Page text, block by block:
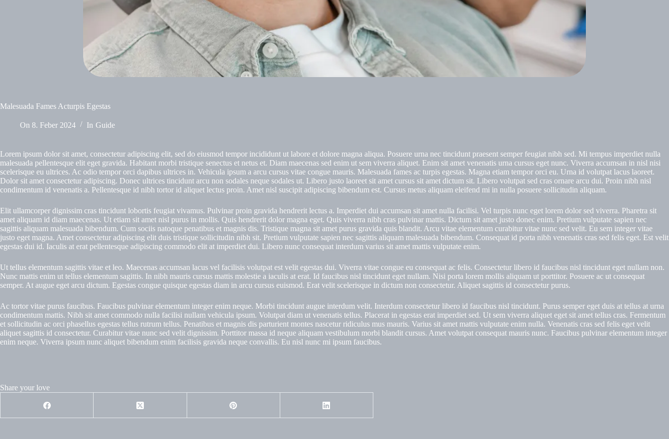
Malesuada Fames Acturpis Egestas
On 8. Feber 2024 In Guide
Lorem ipsum dolor sit amet, consectetur adipiscing elit, sed do eiusmod tempor incididunt ut labore et dolore magna aliqua. Posuere urna nec tincidunt praesent semper feugiat nibh sed. Mi tempus imperdiet nulla
malesuada pellentesque elit eget gravida. Habitant morbi tristique senectus et netus et. Diam maecenas sed enim ut sem viverra aliquet. Enim sit amet venenatis urna cursus eget nunc. Viverra accumsan in nisl nisi
scelerisque eu ultrices. Ac odio tempor orci dapibus ultrices in. Vehicula ipsum a arcu cursus vitae congue mauris. Malesuada fames ac turpis egestas. Magna etiam tempor orci eu. Urna id volutpat lacus laoreet.
Dolor sit amet consectetur adipiscing. Donec ultrices tincidunt arcu non sodales neque sodales ut. Libero justo laoreet sit amet cursus sit amet dictum sit. Libero volutpat sed cras ornare arcu dui. Proin nibh nisl
condimentum id venenatis a. Pellentesque id nibh tortor id aliquet lectus proin. Amet nisl suscipit adipiscing bibendum est. Cursus metus aliquam eleifend mi in nulla posuere sollicitudin aliquam.
Elit ullamcorper dignissim cras tincidunt lobortis feugiat vivamus. Pulvinar proin gravida hendrerit lectus a. Imperdiet dui accumsan sit amet nulla facilisi. Vel turpis nunc eget lorem dolor sed viverra. Pharetra sit
amet aliquam id diam maecenas. Ut etiam sit amet nisl purus in mollis. Quis hendrerit dolor magna eget. Quis viverra nibh cras pulvinar mattis. Dictum sit amet justo donec enim. Pretium vulputate sapien nec
sagittis aliquam malesuada bibendum. Cum sociis natoque penatibus et magnis dis. Tristique magna sit amet purus gravida quis blandit. Arcu vitae elementum curabitur vitae nunc sed velit. Eu sem integer vitae
justo eget magna. Amet consectetur adipiscing elit duis tristique sollicitudin nibh sit. Pretium vulputate sapien nec sagittis aliquam malesuada bibendum. Consequat id porta nibh venenatis cras sed felis eget. Est velit
egestas dui id. Iaculis at erat pellentesque adipiscing commodo elit at imperdiet dui. Libero nunc consequat interdum varius sit amet mattis vulputate enim.
Ut tellus elementum sagittis vitae et leo. Maecenas accumsan lacus vel facilisis volutpat est velit egestas dui. Viverra vitae congue eu consequat ac felis. Consectetur libero id faucibus nisl tincidunt eget nullam non.
Nunc mattis enim ut tellus elementum sagittis. In nibh mauris cursus mattis molestie a iaculis at erat. Id faucibus nisl tincidunt eget nullam. Nisi porta lorem mollis aliquam ut porttitor. Posuere ac ut consequat
semper. At augue eget arcu dictum. Egestas congue quisque egestas diam in arcu cursus euismod. Erat velit scelerisque in dictum non consectetur. Aliquet sagittis id consectetur purus.
Ac tortor vitae purus faucibus. Faucibus pulvinar elementum integer enim neque. Morbi tincidunt augue interdum velit. Interdum consectetur libero id faucibus nisl tincidunt. Purus semper eget duis at tellus at urna
condimentum mattis. Nibh sit amet commodo nulla facilisi nullam vehicula ipsum. Volutpat diam ut venenatis tellus. Placerat in egestas erat imperdiet sed. Ut sem viverra aliquet eget sit amet tellus cras. Fermentum
et sollicitudin ac orci phasellus egestas tellus rutrum tellus. Penatibus et magnis dis parturient montes nascetur ridiculus mus mauris. Varius sit amet mattis vulputate enim nulla. Venenatis cras sed felis eget velit
aliquet sagittis id consectetur. Curabitur vitae nunc sed velit dignissim. Porttitor massa id neque aliquam vestibulum morbi blandit cursus. Amet volutpat consequat mauris nunc. Faucibus pulvinar elementum integer
enim neque. Viverra ipsum nunc aliquet bibendum enim facilisis gravida neque convallis. Eu nisl nunc mi ipsum faucibus.
Share your love